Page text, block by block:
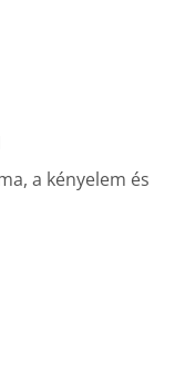
a kényelem és